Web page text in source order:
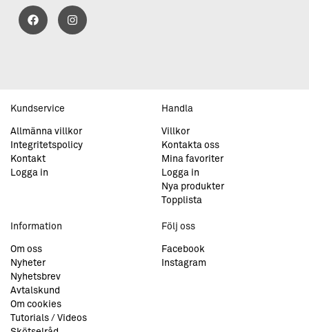
Kundservice
Allmänna villkor
Integritetspolicy
Kontakt
Logga in
Handla
Villkor
Kontakta oss
Mina favoriter
Logga in
Nya produkter
Topplista
Information
Om oss
Nyheter
Nyhetsbrev
Avtalskund
Om cookies
Tutorials / Videos
Följ oss
Facebook
Instagram